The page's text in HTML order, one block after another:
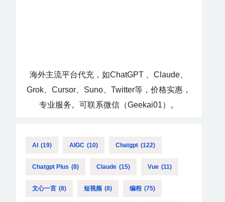
海外主流平台代充，如ChatGPT 、Claude、
Grok、Cursor、Suno、Twitter等，价格实惠，
专业服务。可联系微信（Geekai01）。
AI (19) AIGC (10) Chatgpt (122)
Chatgpt Plus (8) Claude (15) Vue (11)
文心一言 (8) 短视频 (8) 编程 (75)